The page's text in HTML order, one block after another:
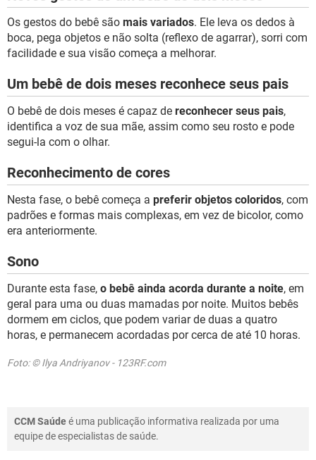
Os gestos do bebê são mais variados. Ele leva os dedos à
boca, pega objetos e não solta (reflexo de agarrar), sorri com
facilidade e sua visão começa a melhorar.
Um bebê de dois meses reconhece seus pais
O bebê de dois meses é capaz de reconhecer seus pais,
identifica a voz de sua mãe, assim como seu rosto e pode
segui-la com o olhar.
Reconhecimento de cores
Nesta fase, o bebê começa a preferir objetos coloridos, com
padrões e formas mais complexas, em vez de bicolor, como
era anteriormente.
Sono
Durante esta fase, o bebê ainda acorda durante a noite, em
geral para uma ou duas mamadas por noite. Muitos bebês
dormem em ciclos, que podem variar de duas a quatro
horas, e permanecem acordadas por cerca de até 10 horas.
Foto: © Ilya Andriyanov - 123RF.com
CCM Saúdeé uma publicação informativa realizada por uma
equipe de especialistas de saúde.